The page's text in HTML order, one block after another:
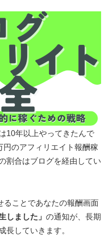
10年以上やってきたんで
のアフィリエイト報酬稼
割合はブログを経由してい
ることであなたの報酬画面
しました」 の通知が、長期
長していきます。